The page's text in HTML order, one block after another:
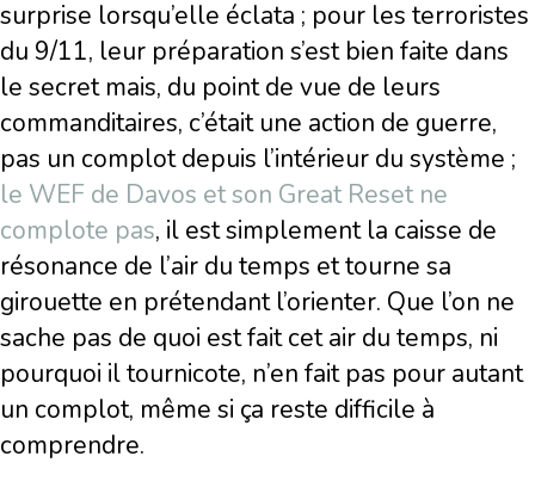
surprise lorsqu’elle éclata ; pour les terroristes
du 9/11, leur préparation s’est bien faite dans
le secret mais, du point de vue de leurs
commanditaires, c’était une action de guerre,
pas un complot depuis l’intérieur du système ;
le WEF de Davos et son Great Reset ne
complote pas, il est simplement la caisse de
résonance de l’air du temps et tourne sa
girouette en prétendant l’orienter. Que l’on ne
sache pas de quoi est fait cet air du temps, ni
pourquoi il tournicote, n’en fait pas pour autant
un complot, même si ça reste difficile à
comprendre.